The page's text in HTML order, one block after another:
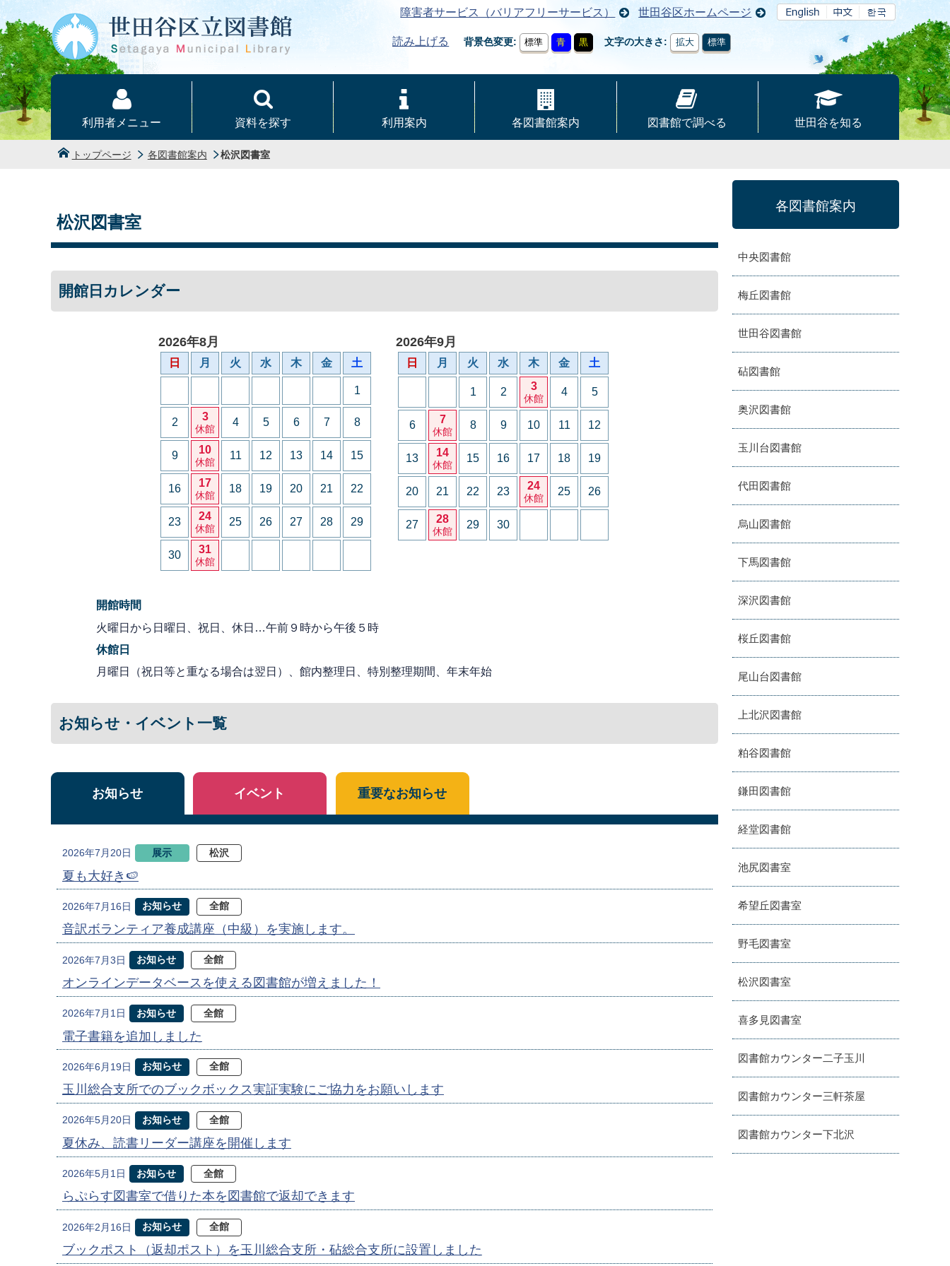
本文へ
障害者サービス（バリアフリーサービス） 世田谷区ホームページ
読み上げる 背景色変更 標準 青 黒 文字の大きさ 拡大 標準
利用者メニュー 資料を探す 利用案内 各図書館案内 図書館で調べる 世田谷を知る
トップページ 各図書館案内 松沢図書室
松沢図書室
開館日カレンダー
2026年8月
日 月 火 水 木 金 土
1
2 3
休館
4 5 6 7 8
9 10
休館
11 12 13 14 15
16 17
休館
18 19 20 21 22
23 24
休館
25 26 27 28 29
30 31
休館
2026年9月
日 月 火 水 木 金 土
1 2 3
休館
4 5
6 7
休館
8 9 10 11 12
13 14
休館
15 16 17 18 19
20 21 22 23 24
休館
25 26
27 28
休館
29 30
開館時間
火曜日から日曜日、祝日、休日…午前９時から午後５時
休館日
月曜日（祝日等と重なる場合は翌日）、館内整理日、特別整理期間、年末年始
お知らせ・イベント一覧
お知らせ
2026年7月20日 展示 松沢
夏も大好き🍉
2026年7月16日 お知らせ 全館
音訳ボランティア養成講座（中級）を実施します。
2026年7月3日 お知らせ 全館
オンラインデータベースを使える図書館が増えました！
2026年7月1日 お知らせ 全館
電子書籍を追加しました
2026年6月19日 お知らせ 全館
玉川総合支所でのブックボックス実証実験にご協力をお願いします
2026年5月20日 お知らせ 全館
夏休み、読書リーダー講座を開催します
2026年5月1日 お知らせ 全館
らぷらす図書室で借りた本を図書館で返却できます
2026年2月16日 お知らせ 全館
ブックポスト（返却ポスト）を玉川総合支所・砧総合支所に設置しました
イベント 重要なお知らせ
各図書館案内
中央図書館
梅丘図書館
世田谷図書館
砧図書館
奥沢図書館
玉川台図書館
代田図書館
烏山図書館
下馬図書館
深沢図書館
桜丘図書館
尾山台図書館
上北沢図書館
粕谷図書館
鎌田図書館
経堂図書館
池尻図書室
希望丘図書室
野毛図書室
松沢図書室
喜多見図書室
図書館カウンター二子玉川
図書館カウンター三軒茶屋
図書館カウンター下北沢